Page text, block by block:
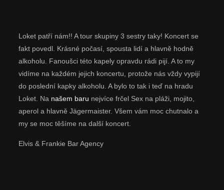
Loket patří nám!! A tour skupiny 3 sestry taky! Koncert se
fakt povedl. Krásné počasí, spousta lidí a hlavně hodně
alkoholu. Fanoušci této kapely opravdu rádi pijí. A to my
vidíme na každém jejich koncertu, protože nás vždy vypijí
do poslední kapky alkoholu. A bylo to tak i teď na hradu
Loket. Na našem baru nejvíce frčel Sex na pláži, mojito,
aperol a hlavně Jägermaister. Všem vám moc chutnalo a
my se moc těšíme na další koncert.
Elvis & Frankie Bar Agency